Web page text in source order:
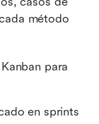
método
para
en sprints